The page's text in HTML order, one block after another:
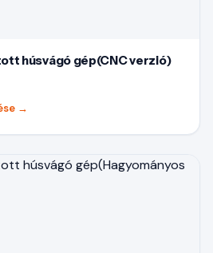
húsvágó gép(CNC verzió)
→